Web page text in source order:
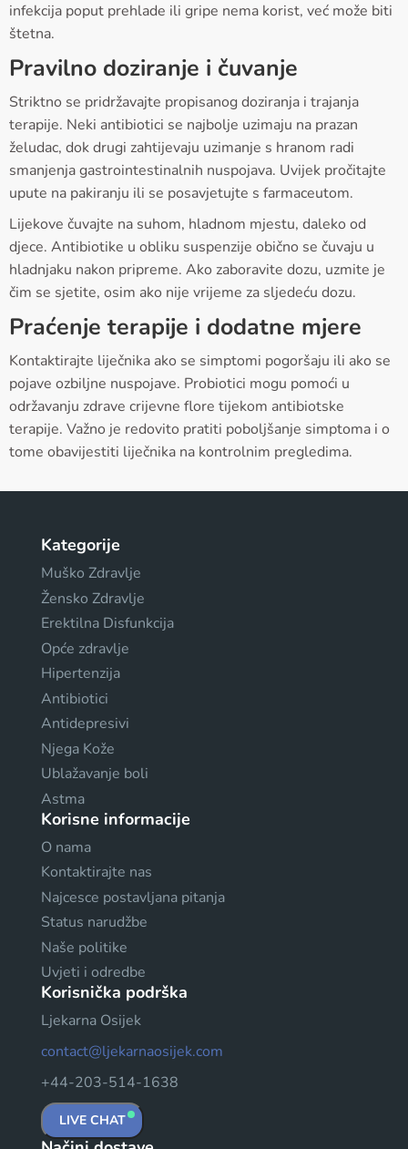
infekcija poput prehlade ili gripe nema korist, već može biti
štetna.
Pravilno doziranje i čuvanje
Striktno se pridržavajte propisanog doziranja i trajanja
terapije. Neki antibiotici se najbolje uzimaju na prazan
želudac, dok drugi zahtijevaju uzimanje s hranom radi
smanjenja gastrointestinalnih nuspojava. Uvijek pročitajte
upute na pakiranju ili se posavjetujte s farmaceutom.
Lijekove čuvajte na suhom, hladnom mjestu, daleko od
djece. Antibiotike u obliku suspenzije obično se čuvaju u
hladnjaku nakon pripreme. Ako zaboravite dozu, uzmite je
čim se sjetite, osim ako nije vrijeme za sljedeću dozu.
Praćenje terapije i dodatne mjere
Kontaktirajte liječnika ako se simptomi pogoršaju ili ako se
pojave ozbiljne nuspojave. Probiotici mogu pomoći u
održavanju zdrave crijevne flore tijekom antibiotske
terapije. Važno je redovito pratiti poboljšanje simptoma i o
tome obavijestiti liječnika na kontrolnim pregledima.
Kategorije
Muško Zdravlje
Žensko Zdravlje
Erektilna Disfunkcija
Opće zdravlje
Hipertenzija
Antibiotici
Antidepresivi
Njega Kože
Ublažavanje boli
Astma
Korisne informacije
O nama
Kontaktirajte nas
Najcesce postavljana pitanja
Status narudžbe
Naše politike
Uvjeti i odredbe
Korisnička podrška
Ljekarna Osijek
contact@ljekarnaosijek.com
+44-203-514-1638
LIVE CHAT